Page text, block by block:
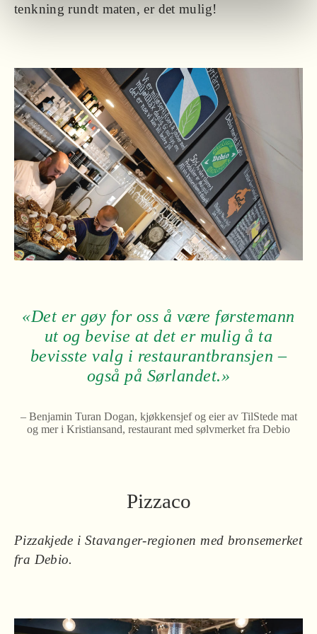
tenkning rundt maten, er det mulig!
«Det er gøy for oss å være førstemann
ut og bevise at det er mulig å ta
bevisste valg i restaurantbransjen –
også på Sørlandet.»
– Benjamin Turan Dogan, kjøkkensjef og eier av TilStede mat
og mer i Kristiansand, restaurant med sølvmerket fra Debio
Pizzaco
Pizzakjede i Stavanger-regionen med bronsemerket
fra Debio.